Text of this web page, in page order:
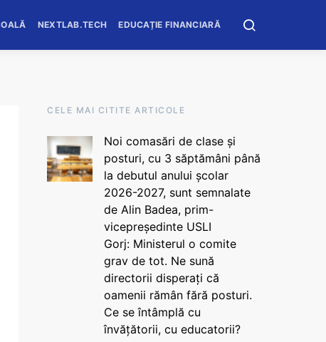
NEXTLAB.TECH EDUCAȚIE FINANCIARĂ
CELE MAI CITITE ARTICOLE
Noi comasări de clase și
posturi, cu 3 săptămâni până
la debutul anului școlar
2026-2027, sunt semnalate
de Alin Badea, prim-
vicepreședinte USLI
Gorj: Ministerul o comite
grav de tot. Ne sună
directorii disperați că
oamenii rămân fără posturi.
Ce se întâmplă cu
învățătorii, cu educatorii?